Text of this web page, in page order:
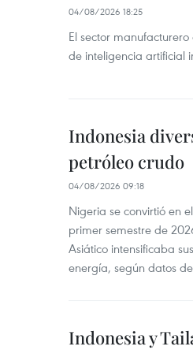
04/08/2026 18:25
El sector
de inteligencia artificial
Indonesia
petróleo crudo
04/08/2026 09:18
Nigeria se convirtió en
primer semestre de
Asiático intensificaba
energía, según datos
Indonesia y